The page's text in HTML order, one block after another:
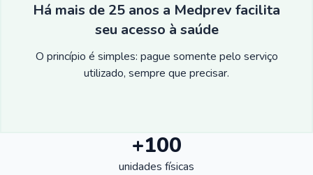
Há mais de 25 anos a Medprev facilita
seu acesso à saúde
O princípio é simples: pague somente pelo serviço
utilizado, sempre que precisar.
+100
unidades físicas